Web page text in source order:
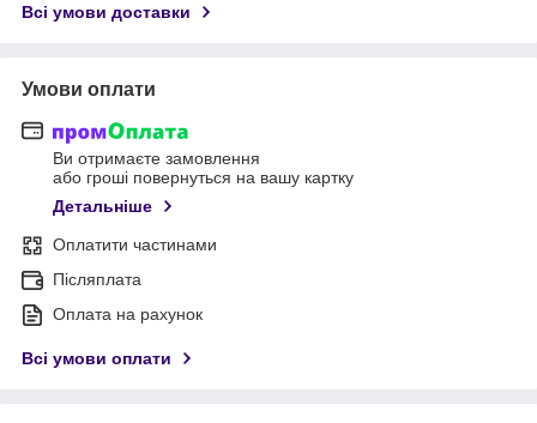
Всі умови доставки
Умови оплати
Ви отримаєте замовлення
або гроші повернуться на вашу картку
Детальніше
Оплатити частинами
Післяплата
Оплата на рахунок
Всі умови оплати